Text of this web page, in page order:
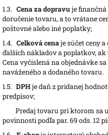
1.3. Cena za dopravuje
doručenie tovaru, a to vrátane
poštovné alebo iné poplatky;
1.4. Celková cenaje súčet ceny
ďalších nákladov a poplatkov,
Cena vyčíslená na objednávke
naváženého a dodaného tovaru.
1.5. DPHje daň z pridanej
predpisov;
Predaj tovaru pri ktorom sa
povinnosti podľa par. 69 ods. 12